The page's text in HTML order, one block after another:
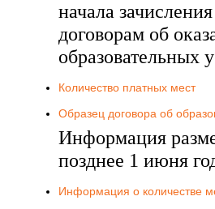
начала
договорам об
образовательных
Количество платных мест
Образец договора об
Информация
позднее 1 июня
Информация о количестве